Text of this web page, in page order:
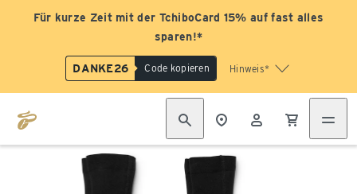
Für kurze Zeit mit der TchiboCard 15% auf fast alles
sparen!*
DANKE26 Code kopieren Hinweis*